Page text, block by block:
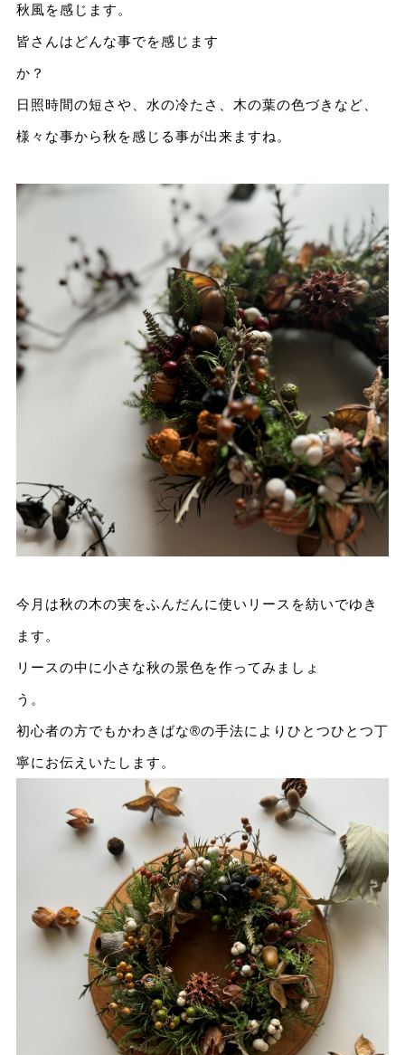
秋風を感じます。
皆さんはどんな事でを感じます
か
日照時間の短さや、水の冷たさ、木の葉の色づきなど、
様々な事から秋を感じる事が出来ますね。
今月は秋の木の実をふんだんに使いリースを紡いでゆき
ます。
リースの中に小さな秋の景色を作ってみましょ
う
初心者の方でもかわきばな®の手法によりひとつひとつ丁
寧にお伝えいたします。